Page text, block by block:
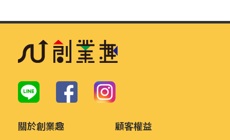
關於創業趣 顧客權益